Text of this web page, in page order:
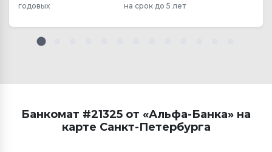
годовых на срок до 5 лет
Банкомат #21325 от «Альфа-Банка» на
карте Санкт-Петербурга